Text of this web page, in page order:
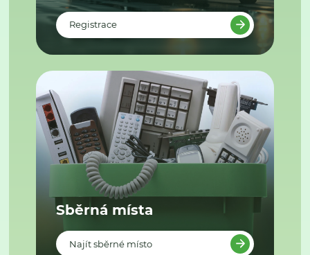
Registrace
Sběrná místa
Najít sběrné místo